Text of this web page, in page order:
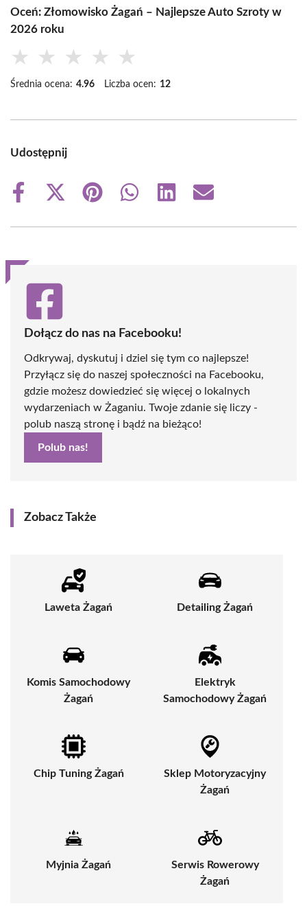
Oceń: Złomowisko Żagań – Najlepsze Auto Szroty w
2026 roku
★ ★ ★ ★ ★
Średnia ocena: 4.96 Liczba ocen: 12
Udostępnij
Share
Share
(Twitter)
Share
Share
Share
Share
Dołącz do nas na Facebooku!
Odkrywaj, dyskutuj i dziel się tym co najlepsze!
Przyłącz się do naszej społeczności na Facebooku,
gdzie możesz dowiedzieć się więcej o lokalnych
wydarzeniach w Żaganiu. Twoje zdanie się liczy -
polub naszą stronę i bądź na bieżąco!
Polub nas!
Zobacz Także
Laweta Żagań Detailing Żagań
Komis Samochodowy
Żagań
Elektryk
Samochodowy Żagań
Chip Tuning Żagań
Sklep Motoryzacyjny
Żagań
Myjnia Żagań
Serwis Rowerowy
Żagań